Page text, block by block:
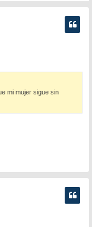
mi mujer sigue sin